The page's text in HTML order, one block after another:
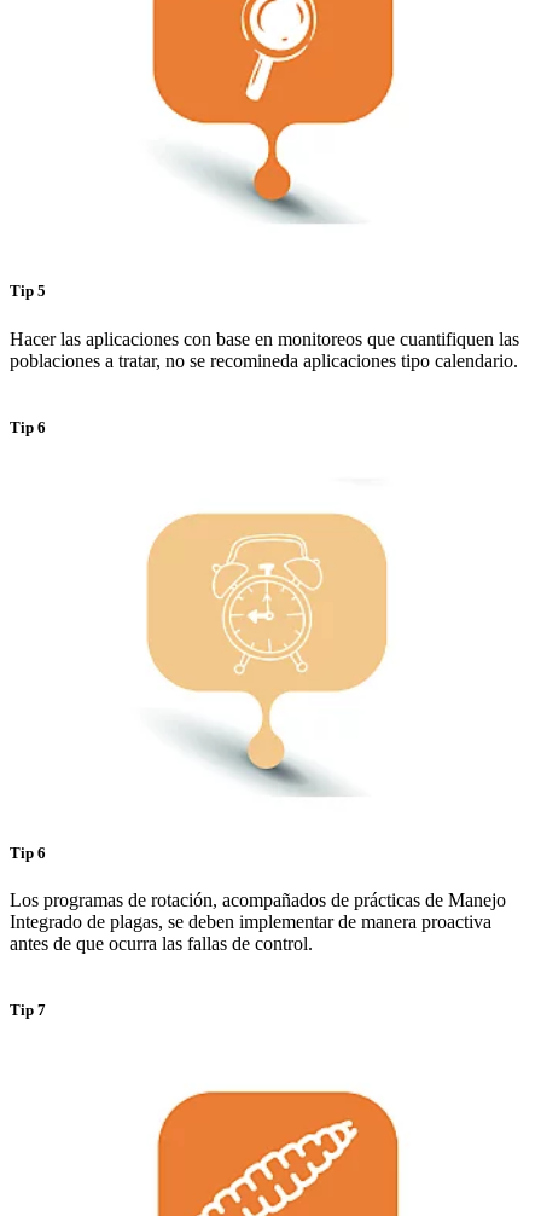
Tip 5
Hacer las aplicaciones con base en monitoreos que cuantifiquen las
poblaciones a tratar, no se recomineda aplicaciones tipo calendario.
Tip 6
Tip 6
Los programas de rotación, acompañados de prácticas de Manejo
Integrado de plagas, se deben implementar de manera proactiva
antes de que ocurra las fallas de control.
Tip 7